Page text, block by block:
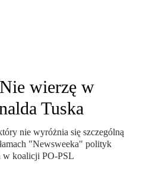
wierzę w
Tuska
nie wyróżnia się szczególną
"Newsweeka" polityk
w koalicji PO-PSL